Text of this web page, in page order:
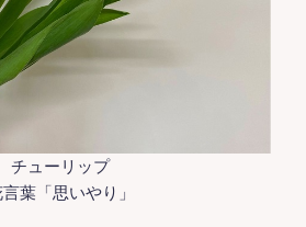
チューリップ
葉「思いやり」